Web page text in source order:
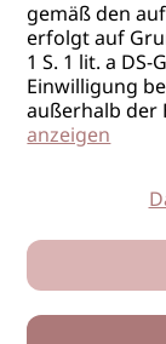
gemäß den
erfolgt auf
1 S. 1 lit. a DS-
Einwilligung
außerhalb der
anzeigen